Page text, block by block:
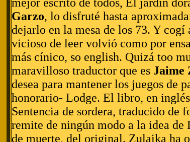
mejor escrito de todos, El jardín
Garzo, lo disfruté hasta
dejarlo en la mesa de los 73. Y cogí
vicioso de leer volvió como por
más cínico, so english. Quizá too
maravilloso traductor que es Jaime
desea para mantener los juegos de
honorario- Lodge. El libro, en
Sentencia de sordera, traducido de
remite de ningún modo a la idea de
de muerte, del original. Zulaika ha